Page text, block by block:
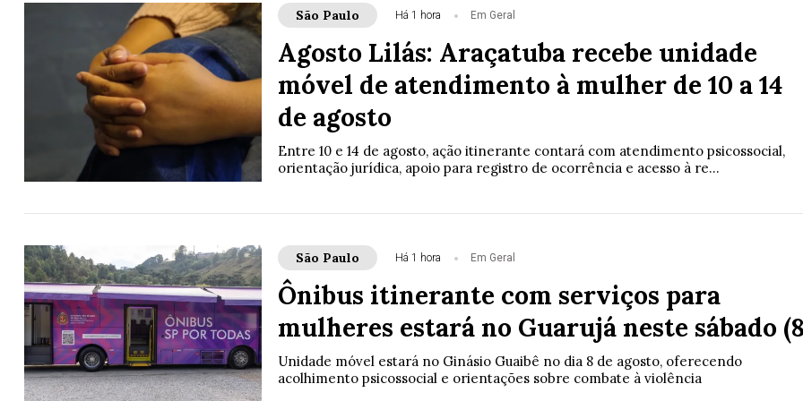
São Paulo Há 1 hora Em Geral
Agosto Lilás: Araçatuba recebe unidade
móvel de atendimento à mulher de 10 a 14
de agosto
Entre 10 e 14 de agosto, ação itinerante contará com atendimento psicossocial,
orientação jurídica, apoio para registro de ocorrência e acesso à re...
São Paulo Há 1 hora Em Geral
Ônibus itinerante com serviços para
mulheres estará no Guarujá neste sábado
Unidade móvel estará no Ginásio Guaibê no dia 8 de agosto, oferecendo
acolhimento psicossocial e orientações sobre combate à violência